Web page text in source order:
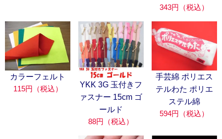
343円（税込）
カラーフェルト
115円（税込）
YKK 3G 玉付きフ
ァスナー 15cm ゴ
ールド
88円（税込）
手芸綿 ポリエス
テルわた ポリエ
ステル綿
594円（税込）